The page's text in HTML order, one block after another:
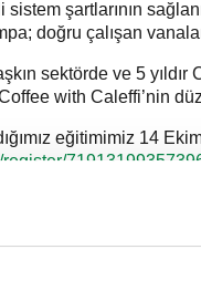
şartlarının
doğru çalışan
sektörde ve 5
with Caleffi’nin
eğitimimiz 14